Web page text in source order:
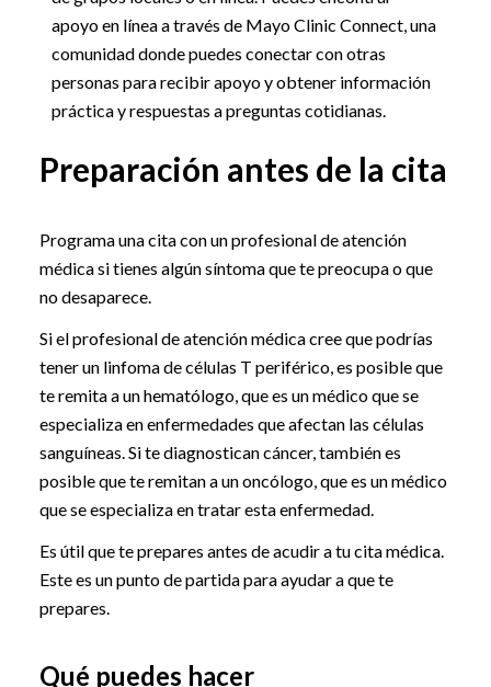
apoyo en línea a través de Mayo Clinic Connect, una
comunidad donde puedes conectar con otras
personas para recibir apoyo y obtener información
práctica y respuestas a preguntas cotidianas.
Preparación antes de la cita
Programa una cita con un profesional de atención
médica si tienes algún síntoma que te preocupa o que
no desaparece.
Si el profesional de atención médica cree que podrías
tener un linfoma de células T periférico, es posible que
te remita a un hematólogo, que es un médico que se
especializa en enfermedades que afectan las células
sanguíneas. Si te diagnostican cáncer, también es
posible que te remitan a un oncólogo, que es un médico
que se especializa en tratar esta enfermedad.
Es útil que te prepares antes de acudir a tu cita médica.
Este es un punto de partida para ayudar a que te
prepares.
Qué puedes hacer